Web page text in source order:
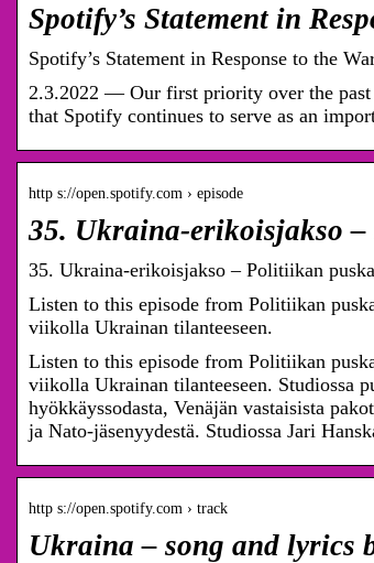
Spotify’s Statement in
Spotify’s Statement in Response to the
2.3.2022 — Our first priority over the past
that Spotify continues to serve as an
http s://open.spotify.com › episode
35. Ukraina-erikoisjakso –
35. Ukraina-erikoisjakso – Politiikan
Listen to this episode from Politiikan
viikolla Ukrainan tilanteeseen.
Listen to this episode from Politiikan
viikolla Ukrainan tilanteeseen. Studiossa
hyökkäyssodasta, Venäjän vastaisista
ja Nato-jäsenyydestä. Studiossa Jari
http s://open.spotify.com › track
Ukraina – song and lyrics